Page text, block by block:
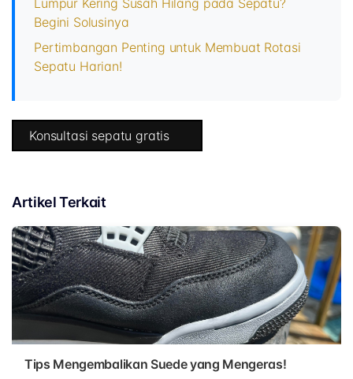
Lumpur Kering Susah Hilang pada Sepatu?
Begini Solusinya
Pertimbangan Penting untuk Membuat Rotasi
Sepatu Harian!
Konsultasi sepatu gratis
Artikel Terkait
Tips Mengembalikan Suede yang Mengeras!